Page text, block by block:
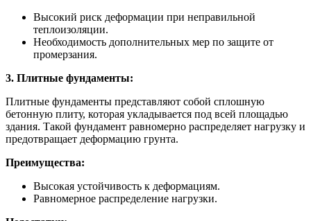
Высокий риск деформации при неправильной
теплоизоляции.
Необходимость дополнительных мер по защите от
промерзания.
3. Плитные фундаменты:
Плитные фундаменты представляют собой сплошную
бетонную плиту, которая укладывается под всей площадью
здания. Такой фундамент равномерно распределяет нагрузку и
предотвращает деформацию грунта.
Преимущества:
Высокая устойчивость к деформациям.
Равномерное распределение нагрузки.